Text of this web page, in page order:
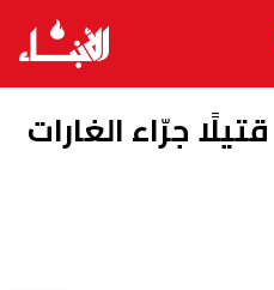
الصحّة الإيرانيّة: 14 قتيلًا جرّاء الغارات